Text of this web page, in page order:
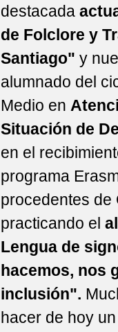
destacada
de Folclore y
Santiago" y
alumnado del
Medio en
Situación de
en el
programa
procedentes de
practicando el
Lengua de
hacemos, nos
inclusión".
hacer de hoy